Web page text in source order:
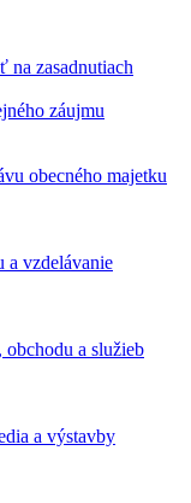
na zasadnutiach
záujmu
obecného majetku
a vzdelávanie
a služieb
a výstavby